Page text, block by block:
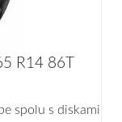
R14 86T
spolu s diskami